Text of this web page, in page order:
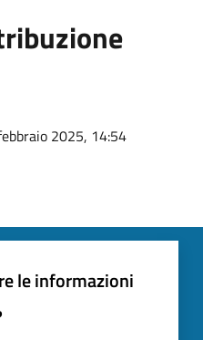
2025, 14:54
le informazioni